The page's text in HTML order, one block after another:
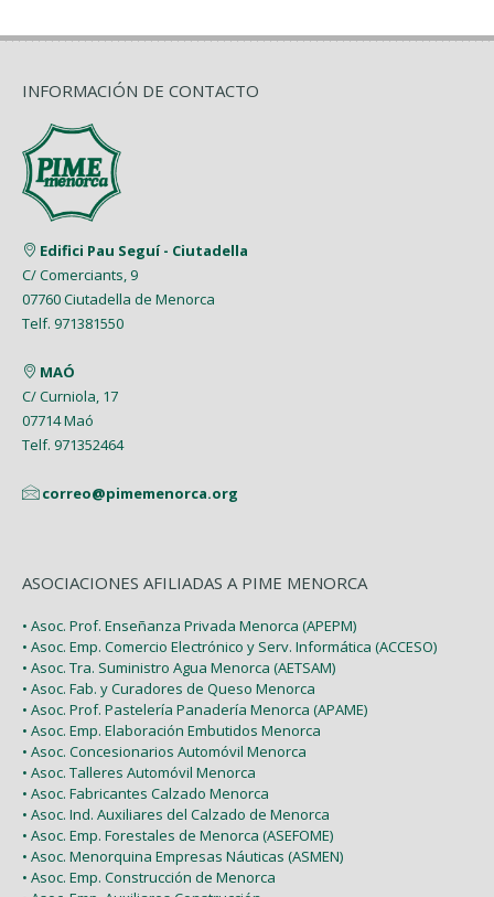
INFORMACIÓN DE CONTACTO
Edifici Pau Seguí - Ciutadella
C/ Comerciants, 9
07760 Ciutadella de Menorca
Telf. 971381550
MAÓ
C/ Curniola, 17
07714 Maó
Telf. 971352464
correo@pimemenorca.org
ASOCIACIONES AFILIADAS A PIME MENORCA
• Asoc. Prof. Enseñanza Privada Menorca (APEPM)
• Asoc. Emp. Comercio Electrónico y Serv. Informática (ACCESO)
• Asoc. Tra. Suministro Agua Menorca (AETSAM)
• Asoc. Fab. y Curadores de Queso Menorca
• Asoc. Prof. Pastelería Panadería Menorca (APAME)
• Asoc. Emp. Elaboración Embutidos Menorca
• Asoc. Concesionarios Automóvil Menorca
• Asoc. Talleres Automóvil Menorca
• Asoc. Fabricantes Calzado Menorca
• Asoc. Ind. Auxiliares del Calzado de Menorca
• Asoc. Emp. Forestales de Menorca (ASEFOME)
• Asoc. Menorquina Empresas Náuticas (ASMEN)
• Asoc. Emp. Construcción de Menorca